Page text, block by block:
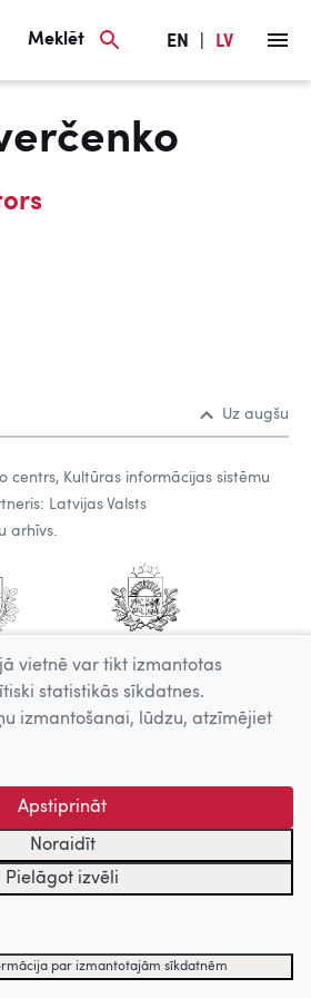
Meklēt EN LV
Uz augšu
centrs, Kultūras informācijas sistēmu
Latvijas Valsts
arhīvs.
vietnē var tikt izmantotas
statistikās sīkdatnes.
izmantošanai, lūdzu, atzīmējiet
Apstiprināt
Noraidīt
Pielāgot izvēli
par izmantotajām sīkdatnēm